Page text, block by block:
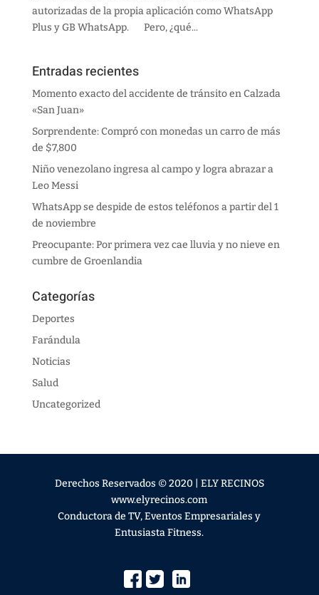
autorizadas de la propia aplicación como WhatsApp
Plus y GB WhatsApp. Pero, ¿qué...
Entradas recientes
Momento exacto del accidente de tránsito en Calzada
«San Juan»
Sorprendente: Compró con monedas un carro de más
de $7,800
Niño venezolano ingresa al campo y logra abrazar a
Leo Messi
WhatsApp se despide de estos teléfonos a partir del 1
de noviembre
Preocupante: Por primera vez cae lluvia y no nieve en
cumbre de Groenlandia
Categorías
Deportes
Farándula
Noticias
Salud
Uncategorized
Derechos Reservados © 2020 | ELY RECINOS
www.elyrecinos.com
Conductora de TV, Eventos Empresariales y
Entusiasta Fitness.